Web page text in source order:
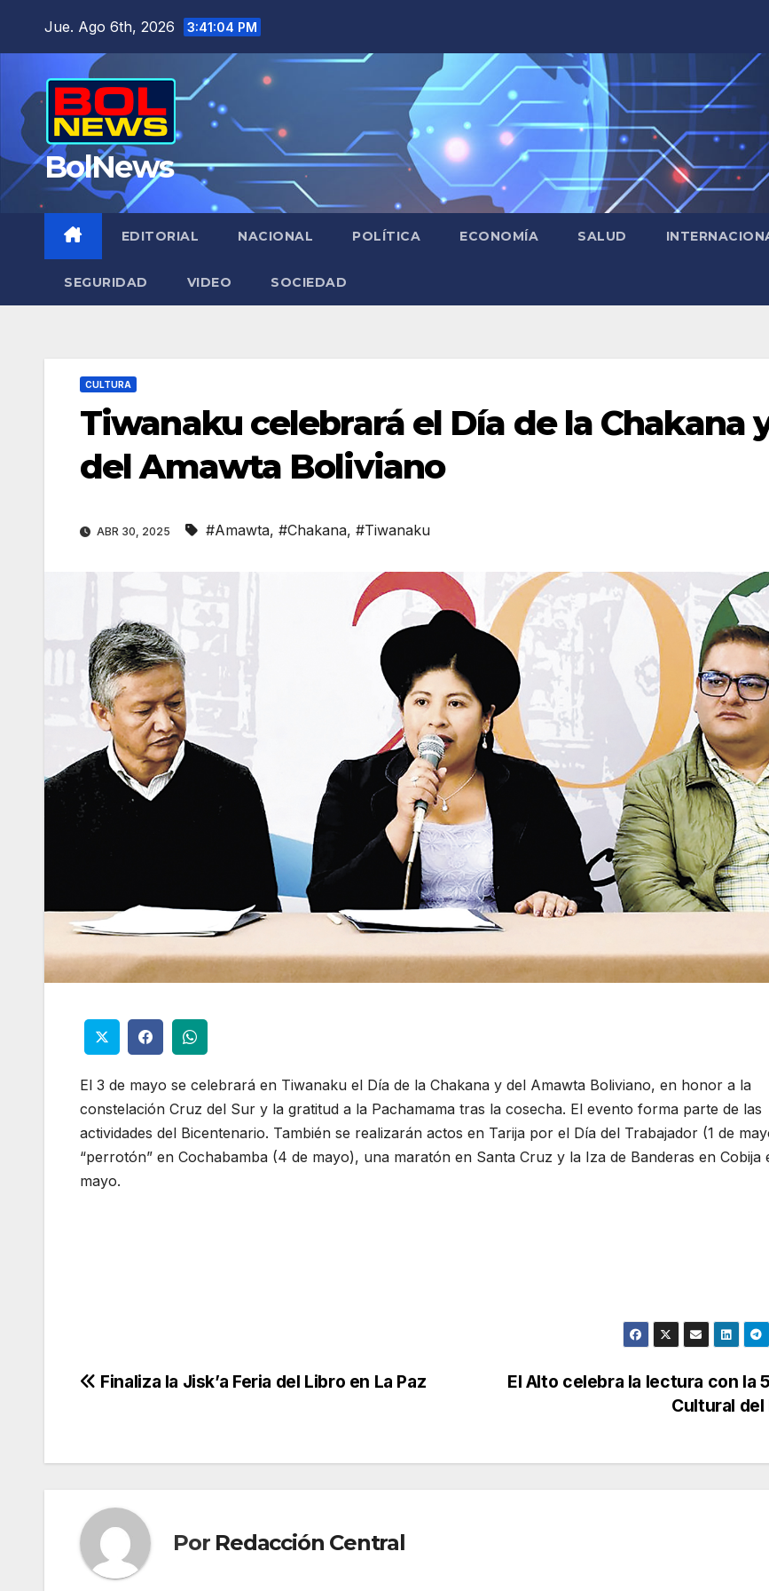
Jue. Ago 6th, 2026 3:41:05 PM
BolNews
EDITORIAL NACIONAL POLÍTICA ECONOMÍA SALUD
SEGURIDAD VIDEO SOCIEDAD
CULTURA
Tiwanaku celebrará el Día de la Chakana
del Amawta Boliviano
ABR 30, 2025 #Amawta, #Chakana, #Tiwanaku
El 3 de mayo se celebrará en Tiwanaku el Día de la Chakana y del Amawta Boliviano, en honor a la
constelación Cruz del Sur y la gratitud a la Pachamama tras la cosecha. El evento forma parte de las
actividades del Bicentenario. También se realizarán actos en Tarija por el Día del Trabajador (1 de
“perrotón” en Cochabamba (4 de mayo), una maratón en Santa Cruz y la Iza de Banderas en Cobija
mayo.
Navegación
entradas
El Alto celebra la lectura con la
Cultural del
Finaliza la Jisk’a Feria del Libro en La Paz
Por Redacción Central